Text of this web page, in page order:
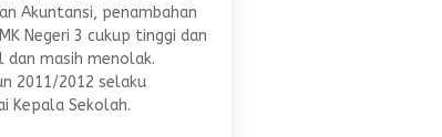
Akuntansi, penambahan
Negeri 3 cukup tinggi dan
dan masih menolak.
2011/2012 selaku
Kepala Sekolah.